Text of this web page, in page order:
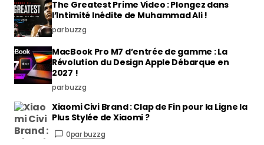
The Greatest Prime Video : Plongez dans
l’Intimité Inédite de Muhammad Ali !
par buzzg
MacBook Pro M7 d’entrée de gamme : La
Révolution du Design Apple Débarque en
2027 !
par buzzg
Xiaomi Civi Brand : Clap de Fin pour la Ligne la
Plus Stylée de Xiaomi ?
0par buzzg